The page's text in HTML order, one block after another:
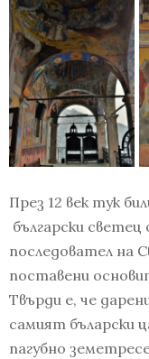
През 12 век тук
български
последовател на
поставени
Твърди е, че
самият бъларски
пагубно